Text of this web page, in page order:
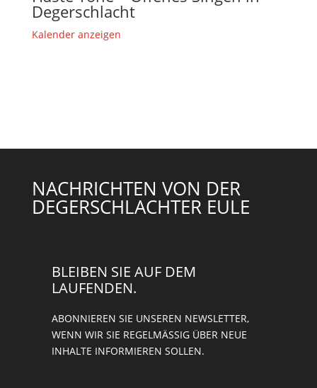
Degerschlacht
Kalender anzeigen
NACHRICHTEN VON DER
DEGERSCHLACHTER EULE
BLEIBEN SIE AUF DEM
LAUFENDEN.
ABONNIEREN SIE UNSEREN NEWSLETTER,
WENN WIR SIE REGELMÄSSIG ÜBER NEUE I
NHALTE INFORMIEREN SOLLEN.